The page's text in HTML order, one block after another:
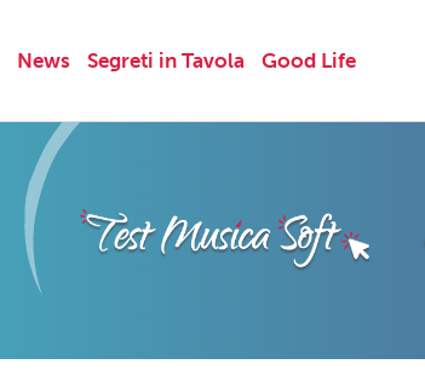
News Segreti in Tavola Good Life